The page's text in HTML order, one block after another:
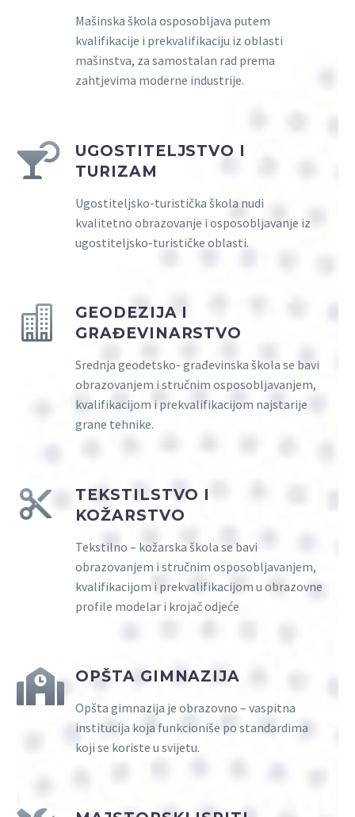
Mašinska škola osposobljava putem
kvalifikacije i prekvalifikaciju iz oblasti
mašinstva, za samostalan rad prema
zahtjevima moderne industrije.
UGOSTITELJSTVO I
TURIZAM
Ugostiteljsko-turistička škola nudi
kvalitetno obrazovanje i osposobljavanje iz
ugostiteljsko-turističke oblasti.
GEODEZIJA I
GRAĐEVINARSTVO
Srednja geodetsko- građevinska škola se bavi
obrazovanjem i stručnim osposobljavanjem,
kvalifikacijom i prekvalifikacijom najstarije
grane tehnike.
TEKSTILSTVO I
KOŽARSTVO
Tekstilno – kožarska škola se bavi
obrazovanjem i stručnim osposobljavanjem,
kvalifikacijom i prekvalifikacijom u obrazovne
profile modelar i krojač odjeće
OPŠTA GIMNAZIJA
Opšta gimnazija je obrazovno – vaspitna
institucija koja funkcioniše po standardima
koji se koriste u svijetu.